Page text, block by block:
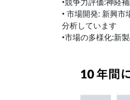
• 市場開発: 新興
分析しています
•市場の多様化:新